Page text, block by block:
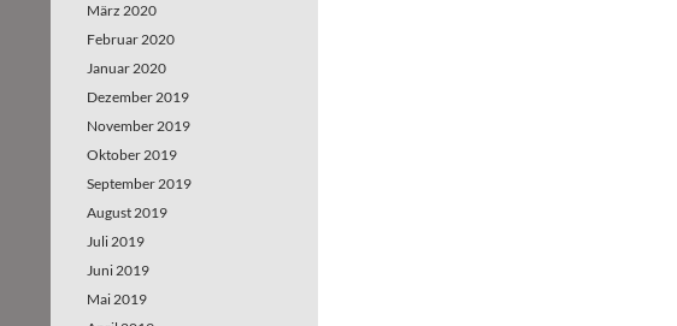
März 2020
Februar 2020
Januar 2020
Dezember 2019
November 2019
Oktober 2019
September 2019
August 2019
Juli 2019
Juni 2019
Mai 2019